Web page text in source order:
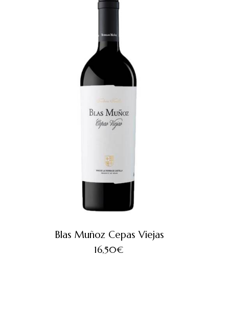
Blas Muñoz Cepas Viejas
16,50€